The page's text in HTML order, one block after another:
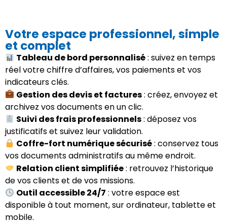
Votre espace professionnel, simple
et complet
Tableau de bord personnalisé: suivez en temps
réel votre chiffre d’affaires, vos paiements et vos
indicateurs clés.
Gestion des devis et factures: créez, envoyez et
archivez vos documents en un clic.
Suivi des frais professionnels: déposez vos
justificatifs et suivez leur validation.
Coffre-fort numérique sécurisé: conservez tous
vos documents administratifs au même endroit.
Relation client simplifiée: retrouvez l’historique
de vos clients et de vos missions.
Outil accessible 24/7 : votre espace est
disponible à tout moment, sur ordinateur, tablette et
mobile.